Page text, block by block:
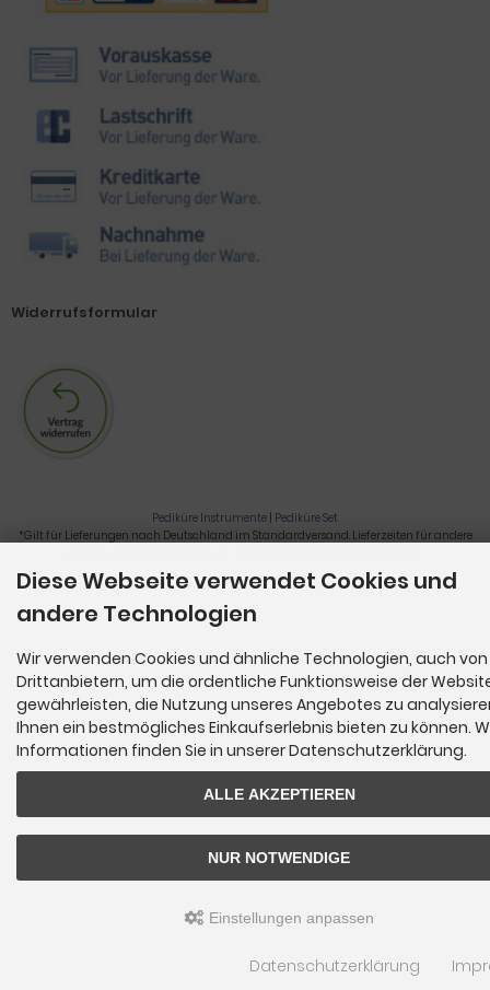
Widerrufsformular
Pediküre Instrumente | Pediküre Set
*Gilt für Lieferungen nach Deutschland im Standardversand. Lieferzeiten für andere
Nagelzange, Podologie, Pediküre, Fußpflegegeräte, Nagelfräser © 2026
Diese Webseite verwendet Cookies und
andere Technologien
Wir verwenden Cookies und ähnliche Technologien, auch von
Drittanbietern, um die ordentliche Funktionsweise der
gewährleisten, die Nutzung unseres Angebotes zu
Ihnen ein bestmögliches Einkaufserlebnis bieten zu können.
Informationen finden Sie in unserer Datenschutzerklärung.
ALLE AKZEPTIEREN
NUR NOTWENDIGE
Einstellungen anpassen
Datenschutzerklärung